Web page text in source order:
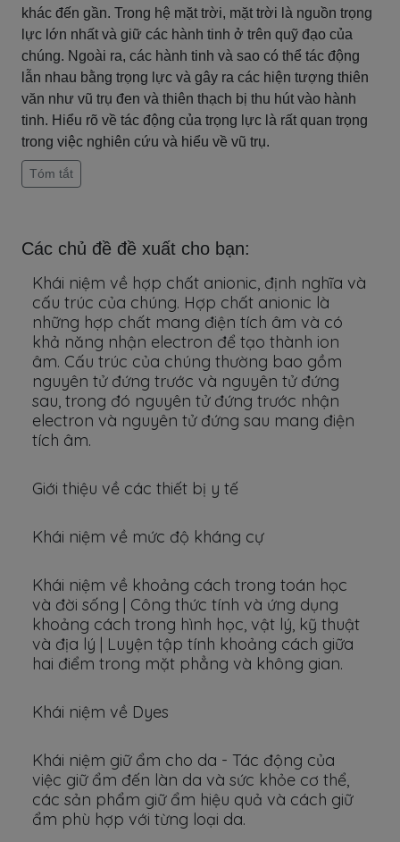
khác đến gần. Trong hệ mặt trời, mặt trời là nguồn trọng
lực lớn nhất và giữ các hành tinh ở trên quỹ đạo của
chúng. Ngoài ra, các hành tinh và sao có thể tác động
lẫn nhau bằng trọng lực và gây ra các hiện tượng thiên
văn như vũ trụ đen và thiên thạch bị thu hút vào hành
tinh. Hiểu rõ về tác động của trọng lực là rất quan trọng
trong việc nghiên cứu và hiểu về vũ trụ.
Tóm tắt
Các chủ đề đề xuất cho bạn:
Khái niệm về hợp chất anionic, định nghĩa và
cấu trúc của chúng. Hợp chất anionic là
những hợp chất mang điện tích âm và có
khả năng nhận electron để tạo thành ion
âm. Cấu trúc của chúng thường bao gồm
nguyên tử đứng trước và nguyên tử đứng
sau, trong đó nguyên tử đứng trước nhận
electron và nguyên tử đứng sau mang điện
tích âm.
Giới thiệu về các thiết bị y tế
Khái niệm về mức độ kháng cự
Khái niệm về khoảng cách trong toán học
và đời sống | Công thức tính và ứng dụng
khoảng cách trong hình học, vật lý, kỹ thuật
và địa lý | Luyện tập tính khoảng cách giữa
hai điểm trong mặt phẳng và không gian.
Khái niệm về Dyes
Khái niệm giữ ẩm cho da - Tác động của
việc giữ ẩm đến làn da và sức khỏe cơ thể,
các sản phẩm giữ ẩm hiệu quả và cách giữ
ẩm phù hợp với từng loại da.